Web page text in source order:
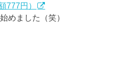
777円）
めました（笑）